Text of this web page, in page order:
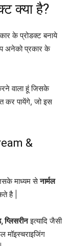
क्या है?
के प्रोडक्ट बनाये
अनेको प्रकार के
वाला हूं जिसके
कर पायेंगे, जो इस
&
माध्यम सेनार्मल
है |
ग्लिसरीनइत्यादि जैसी
मॉइस्चराइजिंग